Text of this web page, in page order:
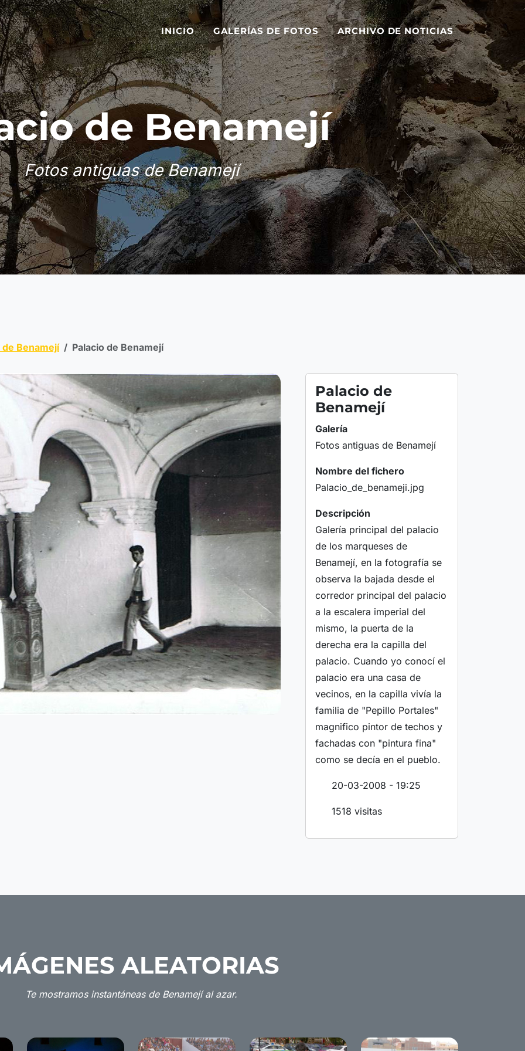
INICIO GALERÍAS DE FOTOS ARCHIVO DE NOTICIAS
de Benamejí
Fotos antiguas de Benamejí
Benamejí Palacio de Benamejí
Palacio de
Benamejí
Galería
Fotos antiguas de Benamejí
Nombre del fichero
Palacio_de_benameji.jpg
Descripción
Galería principal del palacio
de los marqueses de
Benamejí, en la fotografía se
observa la bajada desde el
corredor principal del palacio
a la escalera imperial del
mismo, la puerta de la
derecha era la capilla del
palacio. Cuando yo conocí el
palacio era una casa de
vecinos, en la capilla vivía la
familia de "Pepillo Portales"
magnifico pintor de techos y
fachadas con "pintura fina"
como se decía en el pueblo.
20-03-2008 - 19:25
1518 visitas
ALEATORIAS
Te mostramos instantáneas de Benamejí al azar.